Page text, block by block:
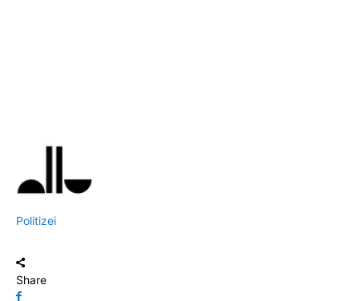
Politizei
Share